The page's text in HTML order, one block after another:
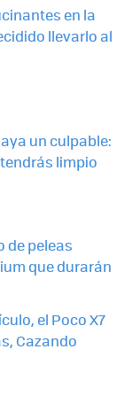
en la
llevarlo al
un culpable:
limpio
de peleas
que durarán
el Poco X7
Cazando